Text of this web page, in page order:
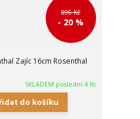
895 Kč
- 20 %
Zajíc 16cm Rosenthal
SKLADEM poslední 4 Ks
do košíku